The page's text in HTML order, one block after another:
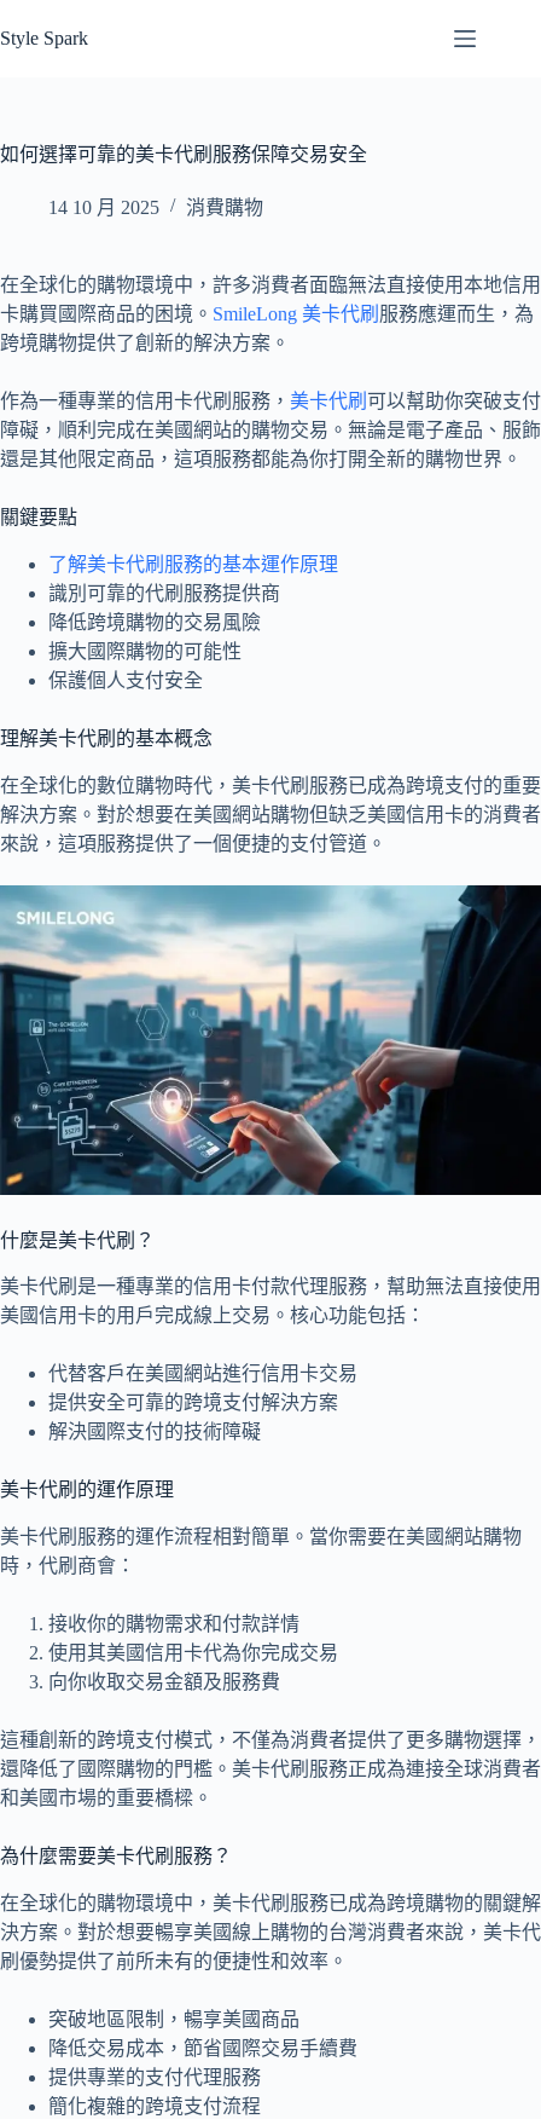
至
容
Style Spark
如何選擇可靠的美卡代刷服務保障交易安全
14 10 月 2025 消費購物
在全球化的購物環境中，許多消費者面臨無法直接使用本地信用
卡購買國際商品的困境。 SmileLong 美卡代刷 服務應運而生，為
跨境購物提供了創新的解決方案。
作為一種專業的信用卡代刷服務， 美卡代刷 可以幫助你突破支付
障礙，順利完成在美國網站的購物交易。無論是電子產品、服飾
還是其他限定商品，這項服務都能為你打開全新的購物世界。
關鍵要點
了解美卡代刷服務的基本運作原理
識別可靠的代刷服務提供商
降低跨境購物的交易風險
擴大國際購物的可能性
保護個人支付安全
理解美卡代刷的基本概念
在全球化的數位購物時代，美卡代刷服務已成為跨境支付的重要
解決方案。對於想要在美國網站購物但缺乏美國信用卡的消費者
來說，這項服務提供了一個便捷的支付管道。
什麼是美卡代刷？
美卡代刷是一種專業的信用卡付款代理服務，幫助無法直接使用
美國信用卡的用戶完成線上交易。核心功能包括：
代替客戶在美國網站進行信用卡交易
提供安全可靠的跨境支付解決方案
解決國際支付的技術障礙
美卡代刷的運作原理
美卡代刷服務的運作流程相對簡單。當你需要在美國網站購物
時，代刷商會：
接收你的購物需求和付款詳情
使用其美國信用卡代為你完成交易
向你收取交易金額及服務費
這種創新的跨境支付模式，不僅為消費者提供了更多購物選擇，
還降低了國際購物的門檻。美卡代刷服務正成為連接全球消費者
和美國市場的重要橋樑。
為什麼需要美卡代刷服務？
在全球化的購物環境中，美卡代刷服務已成為跨境購物的關鍵解
決方案。對於想要暢享美國線上購物的台灣消費者來說，美卡代
刷優勢提供了前所未有的便捷性和效率。
突破地區限制，暢享美國商品
降低交易成本，節省國際交易手續費
提供專業的支付代理服務
簡化複雜的跨境支付流程